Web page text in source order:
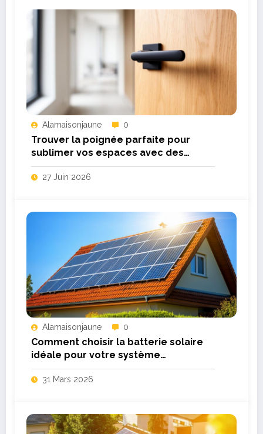
Alamaisonjaune 0
Trouver la poignée parfaite pour
sublimer vos espaces avec des
modèles design
27 Juin 2026
Alamaisonjaune 0
Comment choisir la batterie solaire
idéale pour votre système
photovoltaïque
31 Mars 2026